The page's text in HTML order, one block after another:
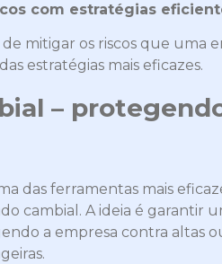
com estratégias
de mitigar os riscos que uma
estratégias mais eficazes.
–
das ferramentas mais
cambial. A ideia é garantir
a empresa contra altas